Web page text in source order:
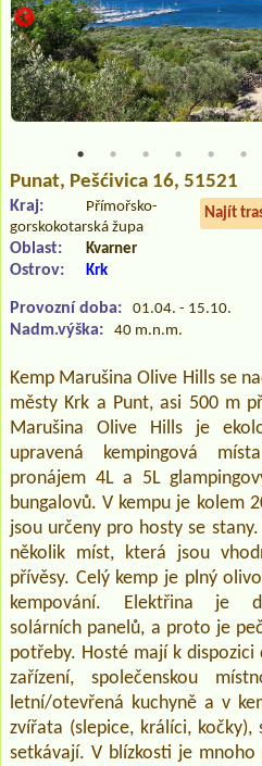
Punat, Pešćivica 16, 51521
Najít
Kraj:
Přímořsko-
gorskokotarská župa
Oblast: Kvarner
Ostrov: Krk
Provozní doba: 01.04. - 15.10.
Nadm.výška: 40 m.n.m.
Kemp Marušina Olive Hills se
městy Krk a Punt, asi 500 m
Marušina Olive Hills je
upravená kempingová
pronájem 4L a 5L
bungalovů. V kempu je kolem
jsou určeny pro hosty se
několik míst, která jsou
přívěsy. Celý kemp je plný
kempování. Elektřina je
solárních panelů, a proto je
potřeby. Hosté mají k dispozici
zařízení, společenskou
letní/otevřená kuchyně a v
zvířata (slepice, králíci,
setkávají. V blízkosti je